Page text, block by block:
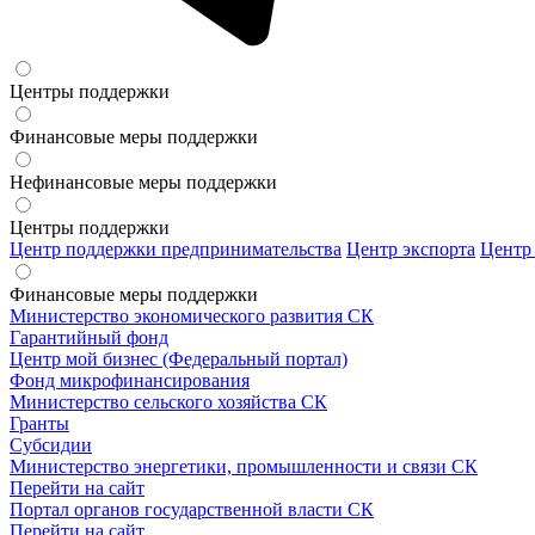
Центры поддержки
Финансовые меры поддержки
Нефинансовые меры поддержки
Центры поддержки
Центр поддержки предпринимательства Центр экспорта
Финансовые меры поддержки
Министерство экономического развития СК
Гарантийный фонд
Центр мой бизнес (Федеральный портал)
Фонд микрофинансирования
Министерство сельского хозяйства СК
Гранты
Субсидии
Министерство энергетики, промышленности и связи СК
Перейти на сайт
Портал органов государственной власти СК
Перейти на сайт